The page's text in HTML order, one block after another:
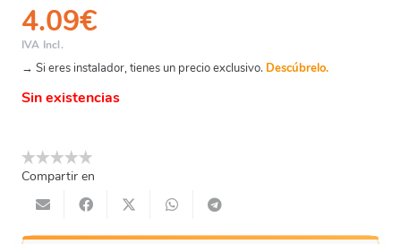
4.09€
IVA Incl.
→ Si eres instalador, tienes un precio exclusivo. Descúbrelo.
Sin existencias
Compartir en